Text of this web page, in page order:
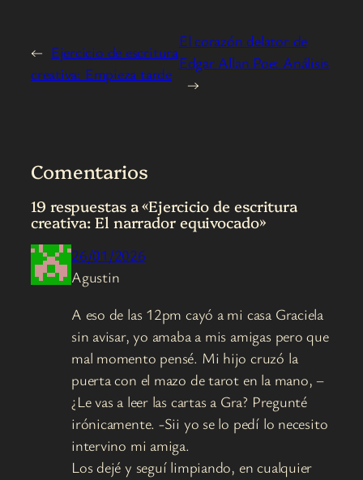
← Ejercicio de escritura
creativa: Empieza tarde
El corazón delator de
Edgar Allan Poe: Análisis
→
Comentarios
19 respuestas a «Ejercicio de escritura
creativa: El narrador equivocado»
26/01/2026
Agustin
A eso de las 12pm cayó a mi casa Graciela
sin avisar, yo amaba a mis amigas pero que
mal momento pensé. Mi hijo cruzó la
puerta con el mazo de tarot en la mano, –
¿Le vas a leer las cartas a Gra? Pregunté
irónicamente. -Sii yo se lo pedí lo necesito
intervino mi amiga.
Los dejé y seguí limpiando, en cualquier